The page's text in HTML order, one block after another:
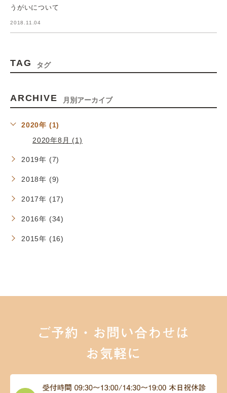
うがいについて
2018.11.04
TAG タグ
ARCHIVE 月別アーカイブ
2020年 (1)
2020年8月 (1)
2019年 (7)
2018年 (9)
2017年 (17)
2016年 (34)
2015年 (16)
ご予約・お問い合わせは
お気軽に